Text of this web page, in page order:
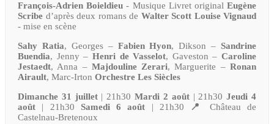
François-Adrien Boieldieu - Musique Livret originalEugène
Scribe d’après deux romans de Walter Scott Louise Vignaud
- mise en scène
Sahy Ratia, Georges – Fabien Hyon, Dikson – Sandrine
Buendia, Jenny – Henri de Vasselot, Gaveston – Caroline
Jestaedt, Anna – Majdouline Zerari, Marguerite –Ronan
Airault, Marc-Irton Orchestre Les Siècles
Dimanche 31 juillet| 21h30Mardi 2 août| 21h30Jeudi 4
août | 21h30 Samedi 6 août | 21h30 📍
Château de
Castelnau-Bretenoux